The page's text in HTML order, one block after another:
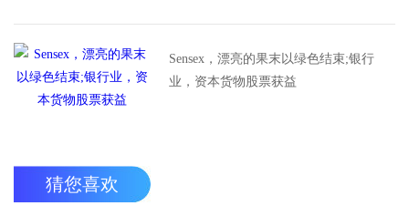
Sensex，漂亮的果末以绿色结束;银行
业，资本货物股票获益
猜您喜欢